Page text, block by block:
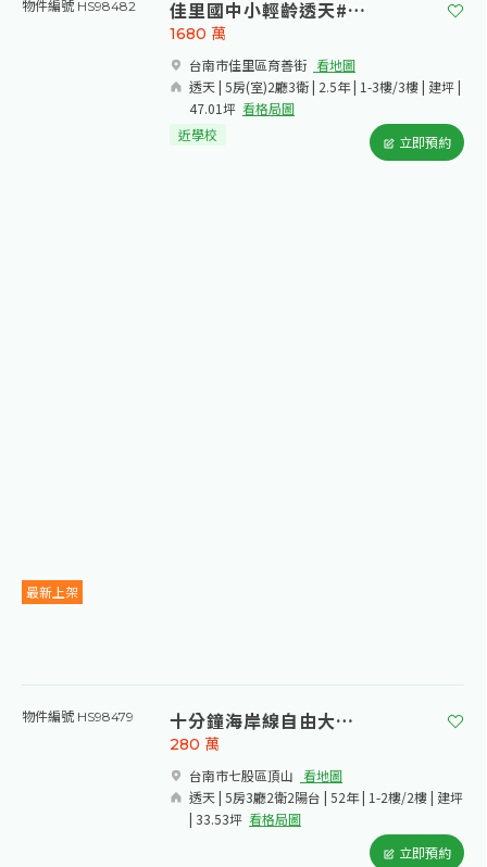
物件編號 HS98482
最新上架
佳里國中小輕齡透天#優質住宅區
台南市佳里區育善街​ 看地圖
透天 | 5房(室)2廳3衛 | 2.5年 | 1-3樓/3樓 | 建坪 |
47.01坪 看格局圖
1680 萬
近學校 立即預約
物件編號 HS98479 十分鐘海岸線自由大面寬透天
台南市七股區頂山​ 看地圖
透天 | 5房3廳2衛2陽台 | 52年 | 1-2樓/2樓 | 建坪
| 33.53坪 看格局圖
280 萬
立即預約